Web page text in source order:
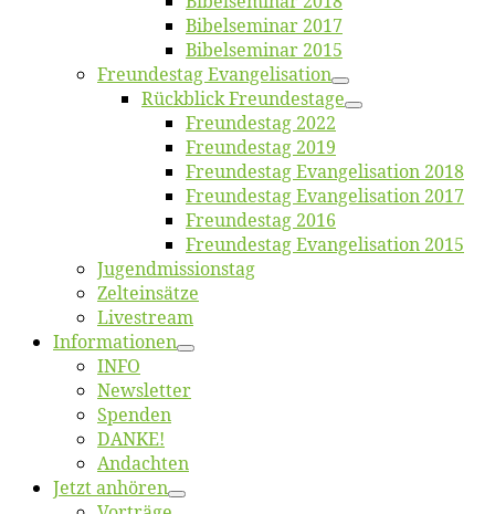
Bibelsemi­nar 2017
Bibelsemi­nar 2015
Freun­des­tag Evangelisation
Rück­blick Freundestage
Freun­des­tag 2022
Freun­des­tag 2019
Freun­des­tag Evan­ge­li­sa­ti­on 2018
Freun­des­tag Evan­ge­li­sa­ti­on 2017
Freun­des­tag 2016
Freun­des­tag Evan­ge­li­sa­ti­on 2015
Jugend­mis­sions­tag
Zelt­ein­sät­ze
Live­stream
Informatio­nen
INFO
News­let­ter
Spen­den
DANKE!
An­dach­ten
Jetzt an­hö­ren